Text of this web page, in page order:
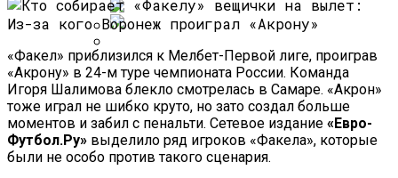
IT-Армия Украины Может Пойти По
Пути ИГ И «Аль-Каиды»
Как Сделать Газон Своими Руками?
Устройство И Уход За Лужайкой
«Факел» приблизился к Мелбет-Первой лиге, проиграв
«Акрону» в 24-м туре чемпионата России. Команда
Игоря Шалимова блекло смотрелась в Самаре. «Акрон»
тоже играл не шибко круто, но зато создал больше
моментов и забил с пенальти. Сетевое издание «Евро-
Футбол.Ру» выделило ряд игроков «Факела», которые
были не особо против такого сценария.